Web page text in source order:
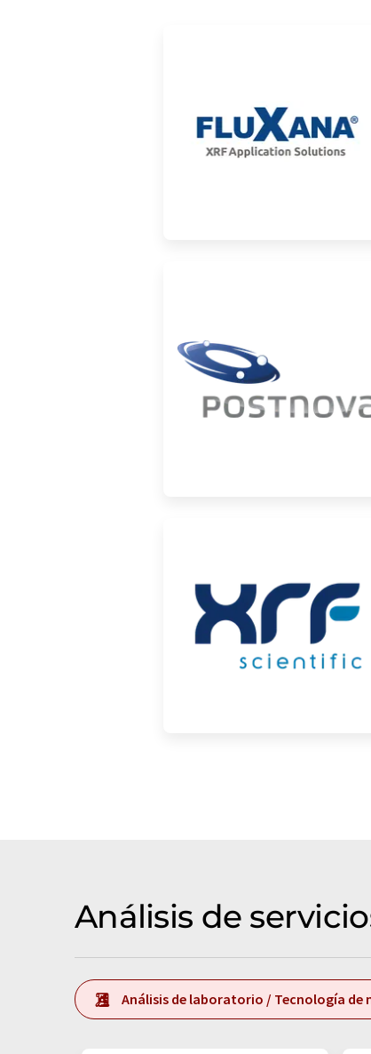
Análisis de
Análisis de laboratorio / Tecnología